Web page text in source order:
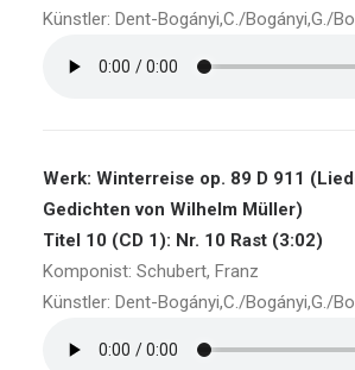
Künstler: Dent-Bogányi,C./Bogányi,G./
Werk: Winterreise op. 89 D 911
Gedichten von Wilhelm Müller)
Titel 10 (CD 1): Nr. 10 Rast (3:02)
Komponist: Schubert, Franz
Künstler: Dent-Bogányi,C./Bogányi,G./